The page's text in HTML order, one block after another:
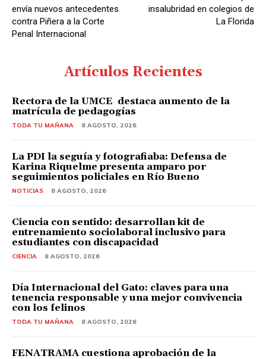
envía nuevos antecedentes
contra Piñera a la Corte
Penal Internacional
insalubridad en colegios de
La Florida
Artículos Recientes
Rectora de la UMCE destaca aumento de la
matrícula de pedagogías
TODA TU MAÑANA 8 AGOSTO, 2026
La PDI la seguía y fotografiaba: Defensa de
Karina Riquelme presenta amparo por
seguimientos policiales en Río Bueno
NOTICIAS 8 AGOSTO, 2026
Ciencia con sentido: desarrollan kit de
entrenamiento sociolaboral inclusivo para
estudiantes con discapacidad
CIENCIA 8 AGOSTO, 2026
Día Internacional del Gato: claves para una
tenencia responsable y una mejor convivencia
con los felinos
TODA TU MAÑANA 8 AGOSTO, 2026
FENATRAMA cuestiona aprobación de la